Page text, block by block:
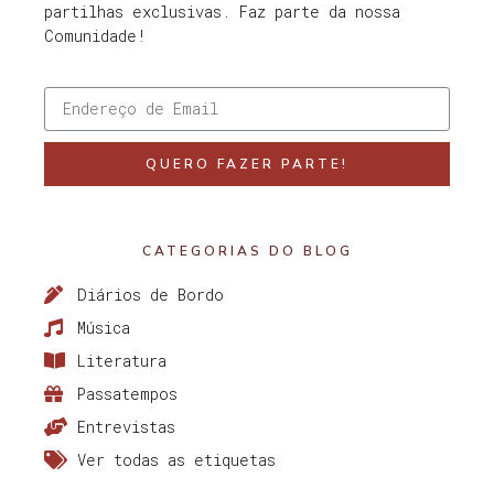
partilhas exclusivas. Faz parte da nossa
Comunidade!
QUERO FAZER PARTE!
CATEGORIAS DO BLOG
Diários de Bordo
Música
Literatura
Passatempos
Entrevistas
Ver todas as etiquetas